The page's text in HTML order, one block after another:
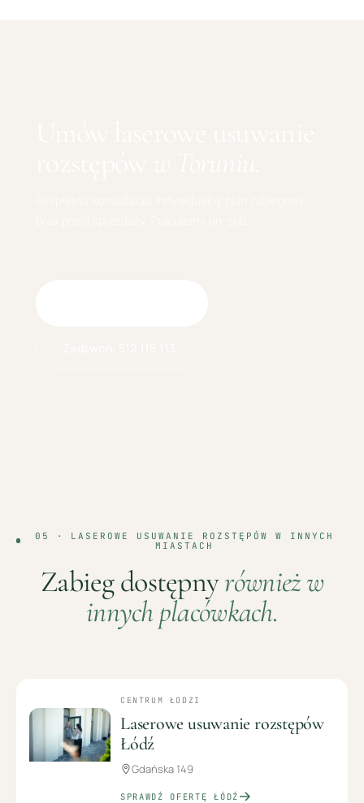
05 · LASEROWE USUWANIE ROZSTĘPÓW
W INNYCH
MIASTACH
Zabieg dostępnyrównież w
innych placówkach.
CENTRUM ŁODZI
Laserowe usuwanie rozstępów
Łódź
Gdańska 149
SPRAWDŹ OFERTĘŁÓDŹ